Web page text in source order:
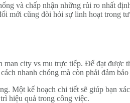
và chấp nhận những rủi ro nhất
mới cũng đòi hỏi sự linh hoạt trong
city vs mu trực tiếp. Để đạt
nhanh chóng mà còn phải đảm
Một kế hoạch chi tiết sẽ giúp bạn
hiệu quả trong công việc.